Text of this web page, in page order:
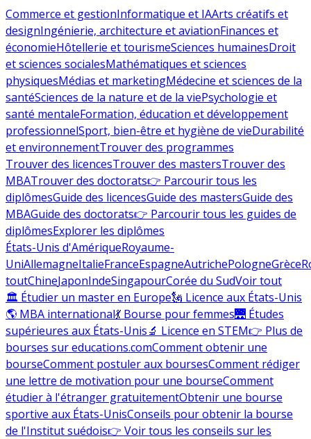
Commerce et gestionInformatique et IAArts créatifs et
designIngénierie, architecture et aviationFinances et
économieHôtellerie et tourismeSciences humainesDroit
et sciences socialesMathématiques et sciences
physiquesMédias et marketingMédecine et sciences de la
santéSciences de la nature et de la viePsychologie et
santé mentaleFormation, éducation et développement
professionnelSport, bien-être et hygiène de vieDurabilité
et environnementTrouver des programmes
Trouver des licencesTrouver des mastersTrouver des
MBATrouver des doctorats👉 Parcourir tous les
diplômesGuide des licencesGuide des mastersGuide des
MBAGuide des doctorats👉 Parcourir tous les guides de
diplômesExplorer les diplômes
États-Unis d'AmériqueRoyaume-
UniAllemagneItalieFranceEspagneAutrichePologneGrèce
toutChineJaponIndeSingapourCorée du SudVoir tout
🏛 Étudier un master en Europe🗽 Licence aux États-Unis
🌎 MBA international💃 Bourse pour femmes🌉 Études
supérieures aux États-Unis🔬 Licence en STEM👉 Plus de
bourses sur educations.comComment obtenir une
bourseComment postuler aux boursesComment rédiger
une lettre de motivation pour une bourseComment
étudier à l'étranger gratuitementObtenir une bourse
sportive aux États-UnisConseils pour obtenir la bourse
de l'Institut suédois👉 Voir tous les conseils sur les